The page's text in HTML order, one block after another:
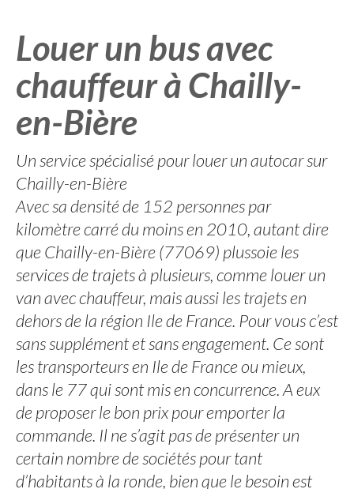
Louer un bus avec
chauffeur à Chailly-
en-Bière
Un service spécialisé pour louer un autocar sur
Chailly-en-Bière
Avec sa densité de 152 personnes par
kilomètre carré du moins en 2010, autant dire
que Chailly-en-Bière (77069) plussoie les
services de trajets à plusieurs, comme louer un
van avec chauffeur, mais aussi les trajets en
dehors de la région Ile de France. Pour vous c’est
sans supplément et sans engagement. Ce sont
les transporteurs en Ile de France ou mieux,
dans le 77 qui sont mis en concurrence. A eux
de proposer le bon prix pour emporter la
commande. Il ne s’agit pas de présenter un
certain nombre de sociétés pour tant
d’habitants à la ronde, bien que le besoin est